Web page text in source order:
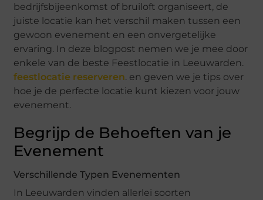
bedrijfsbijeenkomst of bruiloft organiseert, de
juiste locatie kan het verschil maken tussen een
gewoon evenement en een onvergetelijke
ervaring. In deze blogpost nemen we je mee door
enkele van de beste Feestlocatie in Leeuwarden.
feestlocatie reserveren. en geven we je tips over
hoe je de perfecte locatie kunt kiezen voor jouw
evenement.
Begrijp de Behoeften van je
Evenement
Verschillende Typen Evenementen
In Leeuwarden vinden allerlei soorten